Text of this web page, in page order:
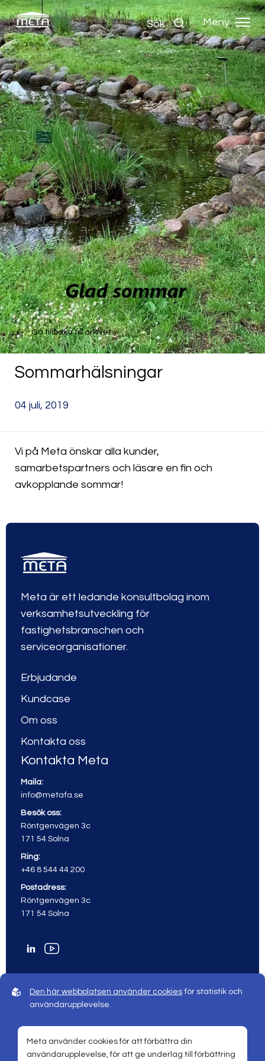
Sök Meny
Gå tillbaka till arkivet
Sommarhälsningar
04 juli, 2019
Vi på Meta önskar alla kunder,
samarbetspartners och läsare en fin och
avkopplande sommar!
Meta är ett ledande konsultbolag inom
verksamhetsutveckling för
fastighetsbranschen och
serviceorganisationer.
Erbjudande
Kundcase
Om oss
Kontakta oss
Kontakta Meta
Maila:
info@metafa.se
Besök oss:
Röntgenvägen 3c
171 54 Solna
Ring:
+46 8 544 44 200
Postadress:
Röntgenvägen 3c
171 54 Solna
© 2026 Meta All rights reserved
Den här webbplatsen använder cookies för statistik och
användarupplevelse.
Meta använder cookies för att förbättra din
användarupplevelse, för att ge underlag till förbättring